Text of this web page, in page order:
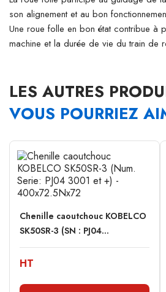
son alignement et au bon
Une roue folle en bon état contribue à
machine et la durée de vie du train de
LES AUTRES
VOUS POURRIEZ
Chenille caoutchouc KOBELCO
SK50SR-3 (SN : PJ04...
HT